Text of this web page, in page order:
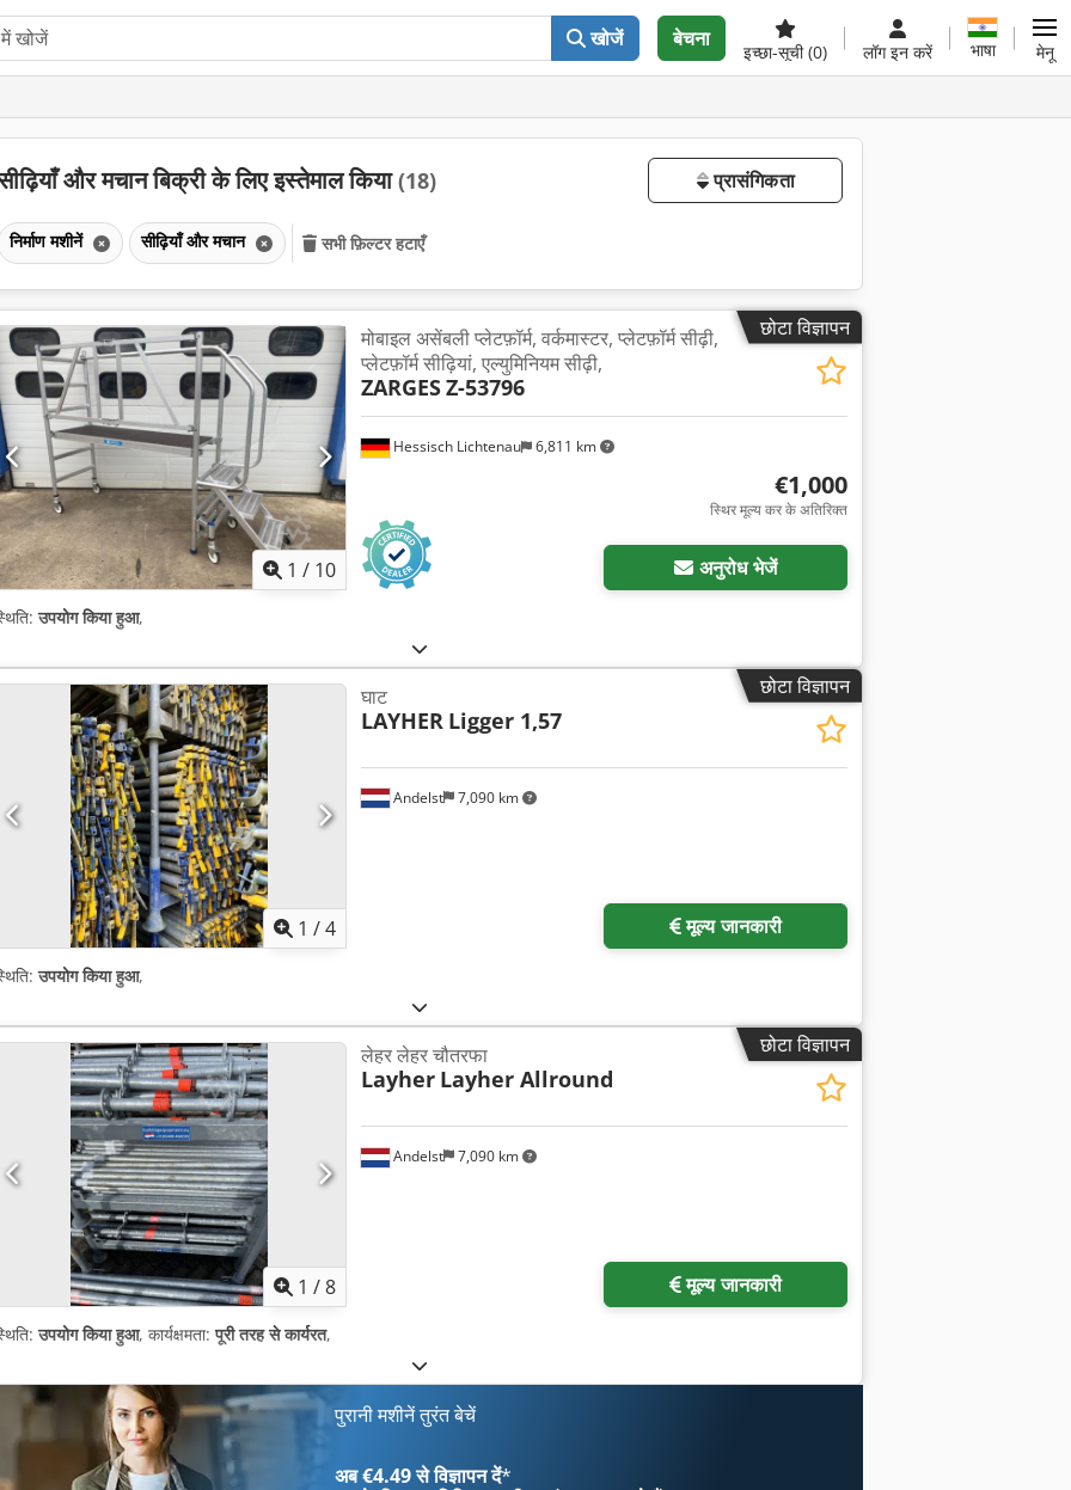
खोजें बेचना
इच्छा-सूची(0) लॉग इन करें भाषा मेनू
और मचान बिक्री के लिए इस्तेमाल किया(18) प्रासंगिकता
निर्माण मशीनें सीढ़ियाँ और मचान सभी फ़िल्टर हटाएँ
छोटा विज्ञापन
1 / 10
Hessisch Lichtenau 6,811 km
मोबाइल असेंबली प्लेटफ़ॉर्म, वर्कमास्टर, प्लेटफ़ॉर्म सीढ़ी,
प्लेटफ़ॉर्म सीढ़ियां, एल्युमिनियम सीढ़ी,
ZARGESZ-53796
€1,000
स्थिर मूल्य कर के अतिरिक्त
अनुरोध भेजें
उपयोग किया हुआ,
छोटा विज्ञापन
1 /4
Andelst 7,090 km
घाट
LAYHER Ligger 1,57
मूल्य जानकारी
उपयोग किया हुआ,
छोटा विज्ञापन
1 /8
Andelst 7,090 km
लेहर लेहर चौतरफा
Layher Layher Allround
मूल्य जानकारी
उपयोग किया हुआ, कार्यक्षमता:पूरी तरह से कार्यरत,
पुरानी मशीनें तुरंत बेचें
अब €4.49 से विज्ञापन दें*